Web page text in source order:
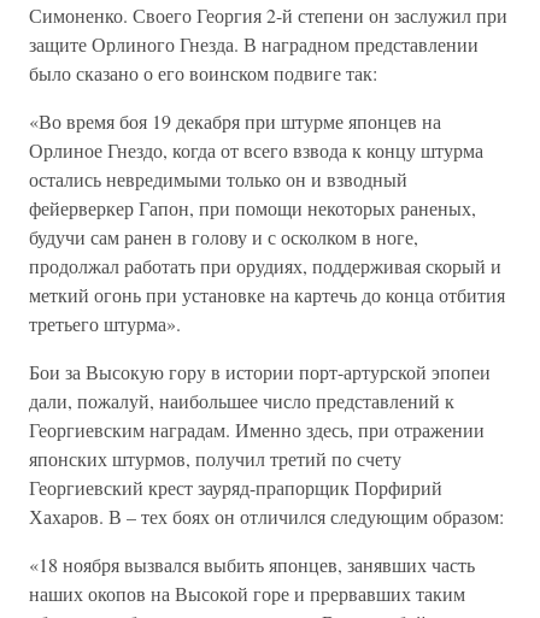
Симоненко. Своего Георгия 2-й степени он заслужил при
защите Орлиного Гнезда. В наградном представлении
было сказано о его воинском подвиге так:
«Во время боя 19 декабря при штурме японцев на
Орлиное Гнездо, когда от всего взвода к концу штурма
остались невредимыми только он и взводный
фейерверкер Гапон, при помощи некоторых раненых,
будучи сам ранен в голову и с осколком в ноге,
продолжал работать при орудиях, поддерживая скорый и
меткий огонь при установке на картечь до конца отбития
третьего штурма».
Бои за Высокую гору в истории порт-артурской эпопеи
дали, пожалуй, наибольшее число представлений к
Георгиевским наградам. Именно здесь, при отражении
японских штурмов, получил третий по счету
Георгиевский крест зауряд-прапорщик Порфирий
Хахаров. В – тех боях он отличился следующим образом:
«18 ноября вызвался выбить японцев, занявших часть
наших окопов на Высокой горе и прервавших таким